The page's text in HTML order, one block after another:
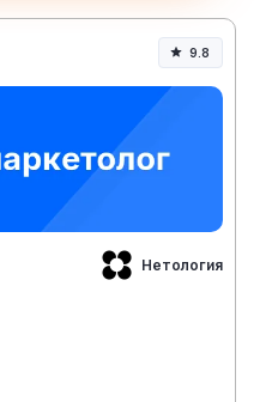
9.8
Нетология